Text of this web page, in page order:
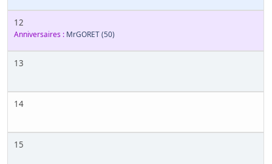
12
Anniversaires : MrGORET(50)
13
14
15